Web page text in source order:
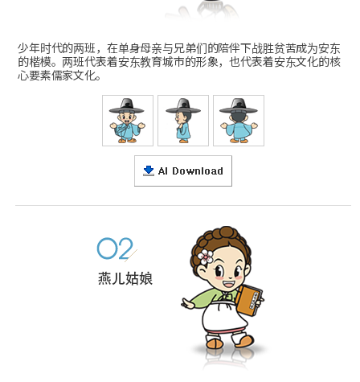
少年时代的两班，在单身母亲与兄弟们的陪伴下战胜贫苦成为安东
的楷模。两班代表着安东教育城市的形象，也代表着安东文化的核
心要素儒家文化。